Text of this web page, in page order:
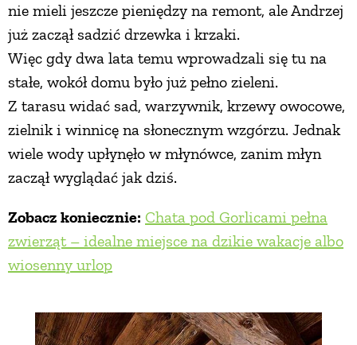
nie mieli jeszcze pieniędzy na remont, ale Andrzej
już zaczął sadzić drzewka i krzaki.
Więc gdy dwa lata temu wprowadzali się tu na
stałe, wokół domu było już pełno zieleni.
Z tarasu widać sad, warzywnik, krzewy owocowe,
zielnik i winnicę na słonecznym wzgórzu. Jednak
wiele wody upłynęło w młynówce, zanim młyn
zaczął wyglądać jak dziś.
Zobacz koniecznie: Chata pod Gorlicami pełna
zwierząt – idealne miejsce na dzikie wakacje albo
wiosenny urlop